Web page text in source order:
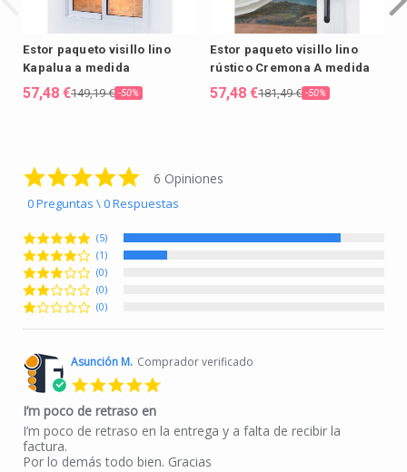
Estor paqueto visillo lino
Kapalua a medida
57,48 €149,19 € -50%
Estor paqueto visillo lino
rústico Cremona A medida
57,48 €181,49 € -50%
4.8 star rating
6 Opiniones
0 Preguntas \ 0 Respuestas
(5)
(1)
(0)
(0)
(0)
Asunción M. Comprador verificado
I’m poco de retraso en
Review by Asunción M. on 1 Apr 2026
review stating I’m poco de retraso en
I’m poco de retraso en la entrega y a falta de recibir la
factura.
Por lo demás todo bien. Gracias